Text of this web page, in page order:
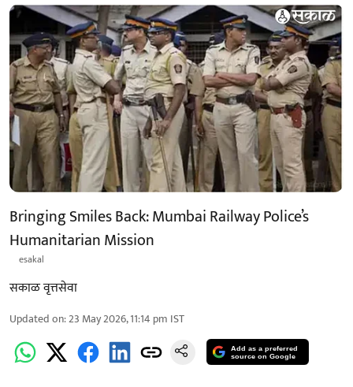
Bringing Smiles Back: Mumbai Railway Police’s
Humanitarian Mission
esakal
सकाळ वृत्तसेवा
Updated on:23 May 2026, 11:14 pm IST
Add as a preferred
source on Google